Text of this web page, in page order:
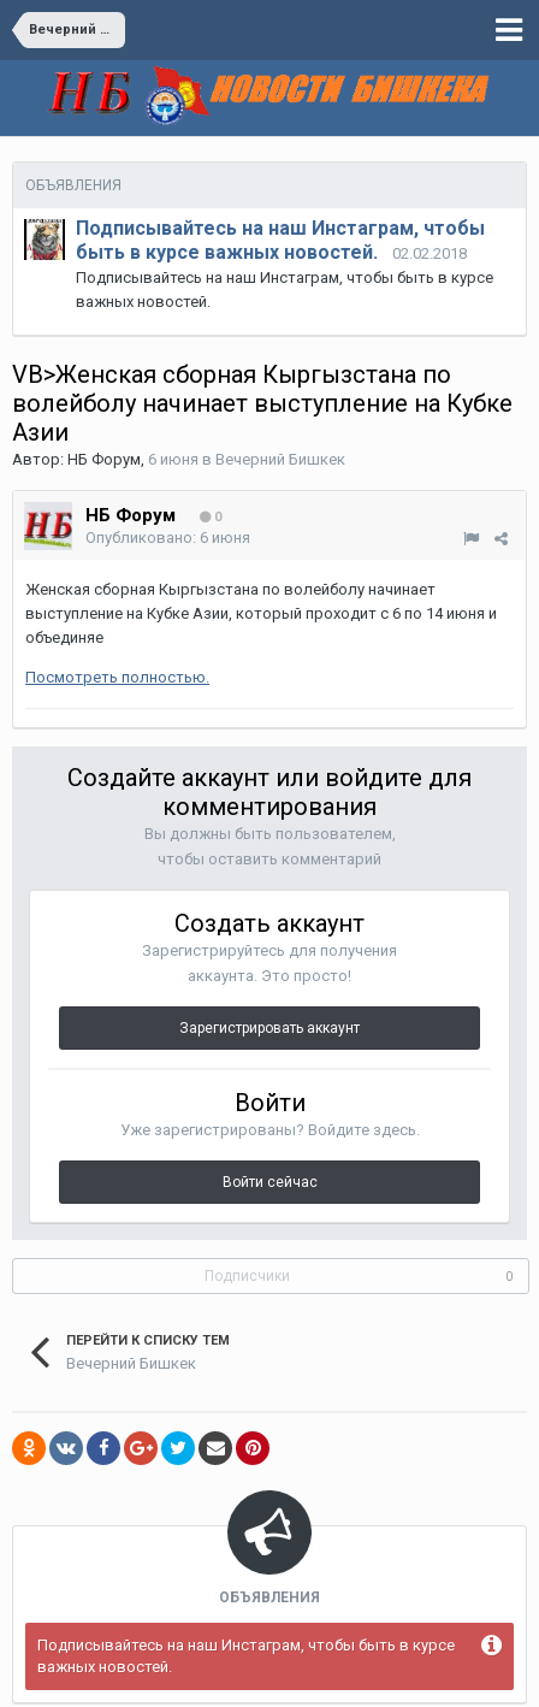
Вечерний Бишкек
ОБЪЯВЛЕНИЯ
Подписывайтесь на наш Инстаграм, чтобы
быть в курсе важных новостей.
02.02.2018
Подписывайтесь на наш Инстаграм, чтобы быть в курсе
важных новостей.
VB>Женская сборная Кыргызстана по
волейболу начинает выступление на Кубке
Азии
Автор: НБ Форум, 6 июня в Вечерний Бишкек
НБ Форум 0
Опубликовано: 6 июня
Женская сборная Кыргызстана по волейболу начинает
выступление на Кубке Азии, который проходит с 6 по 14 июня и
объединяе
Посмотреть полностью.
Создайте аккаунт или войдите для
комментирования
Вы должны быть пользователем,
чтобы оставить комментарий
Создать аккаунт
Зарегистрируйтесь для получения
аккаунта. Это просто!
Зарегистрировать аккаунт
Войти
Уже зарегистрированы? Войдите здесь.
Войти сейчас
Подписчики 0
ПЕРЕЙТИ К СПИСКУ ТЕМ
Вечерний Бишкек
ОБЪЯВЛЕНИЯ
Подписывайтесь на наш Инстаграм, чтобы быть в курсе
важных новостей.